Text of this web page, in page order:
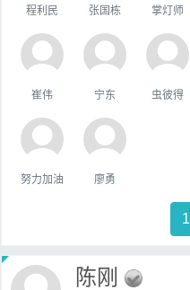
程利民 张国栋 掌灯师
崔伟 宁东 虫彼得
努力加油 廖勇
1
陈刚